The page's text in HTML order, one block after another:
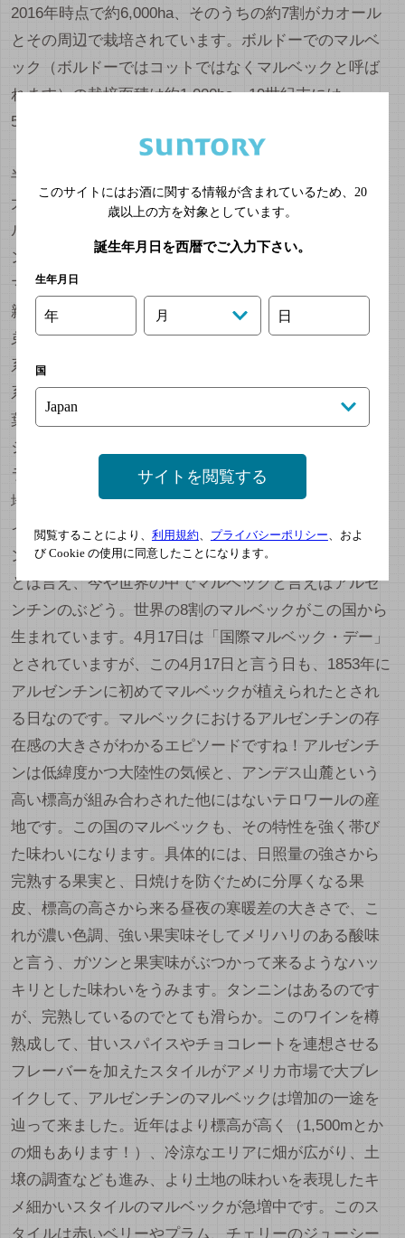
2016年時点で約6,000ha、そのうちの約7割がカオール
とその周辺で栽培されています。ボルドーでのマルベ
ック（ボルドーではコットではなくマルベックと呼ば
れます）の栽培面積は約1,000ha。19世紀末には
5,000haの栽培面積があった事を考えると激減しており
（19世紀半ばにはマルベックはボルドーの栽培面積の
半数以上を占める最大勢力でした）、現在ではあまり
大きな役割を果たしていません。DNA鑑定の結果、マ
ルベックの両親はマドレーヌ・ノワール・デ・シャラ
ントとプリュヌラールと判明しています。この片親の
マドレーヌ・ノワール・デ・シャラントはメルロの片
親であり、つまりメルロとマルベックは片親違いの兄
弟という事になります。ここでのポイントはカベルネ
系の血が流れていないというところで、同じボルドー
系と言いながらもカベルネ・ファミリーに見られる針
葉樹やミント、時には獅子唐やピーマンのようなピラ
ジンの青い香りが無いのがマルベックの特徴です。フ
ランスでは他にはロワール川の中流域のトゥーレーヌ
地方で細々とコット（このエリアではこの名前）のワ
インが生産され、よりチャーミングなスタイルのワイ
ンを生んでいます。
とは言え、今や世界の中でマルベックと言えばアルゼ
ンチンのぶどう。世界の8割のマルベックがこの国から
生まれています。4月17日は「国際マルベック・デー」
とされていますが、この4月17日と言う日も、1853年に
アルゼンチンに初めてマルベックが植えられたとされ
る日なのです。マルベックにおけるアルゼンチンの存
在感の大きさがわかるエピソードですね！アルゼンチ
ンは低緯度かつ大陸性の気候と、アンデス山麓という
高い標高が組み合わされた他にはないテロワールの産
地です。この国のマルベックも、その特性を強く帯び
た味わいになります。具体的には、日照量の強さから
完熟する果実と、日焼けを防ぐために分厚くなる果
皮、標高の高さから来る昼夜の寒暖差の大きさで、こ
れが濃い色調、強い果実味そしてメリハリのある酸味
と言う、ガツンと果実味がぶつかって来るようなハッ
キリとした味わいをうみます。タンニンはあるのです
が、完熟しているのでとても滑らか。このワインを樽
熟成して、甘いスパイスやチョコレートを連想させる
フレーバーを加えたスタイルがアメリカ市場で大ブレ
イクして、アルゼンチンのマルベックは増加の一途を
辿って来ました。近年はより標高が高く（1,500mとか
の畑もあります！）、冷涼なエリアに畑が広がり、土
壌の調査なども進み、より土地の味わいを表現したキ
メ細かいスタイルのマルベックが急増中です。このス
タイルは赤いベリーやプラム、チェリーのジューシー
このサイトにはお酒に関する情報が含まれているため、 20
歳以上の方を対象としています。
誕生年月日を西暦でご入力下さい。
生年月日
年 月 日
国
サイトを閲覧する
閲覧することにより、 利用規約 プライバシーポリシー 、およ
び Cookie の使用に同意したことになります。